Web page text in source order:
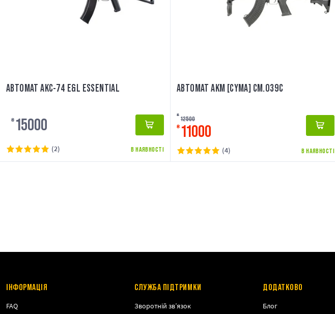
АВТОМАТ АКС-74 E&L ESSENTIAL
₴ 15000
В НАЯВНОСТІ
(2)
АВТОМАТ АКМ [CYMA] CM.039C
₴ 12500
₴ 11000
В НАЯВНОСТІ
(4)
ІНФОРМАЦІЯ
FAQ
СЛУЖБА ПІДТРИМКИ
Зворотній зв’язок
ДОДАТКОВО
Блог